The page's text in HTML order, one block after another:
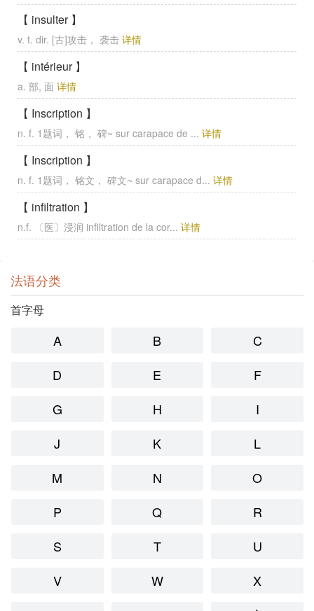
法语分类
首字母
A B
C
D
E
F
G
H
I
J
K
L
M
N
O
P
Q
R
S
T
U
V
W
X
【 insulter 】
v. t. dir. [古]攻击， 袭击 详情
【 intérieur 】
a. 部, 面 详情
【 Inscription 】
n. f. 1题词， 铭， 碑~ sur carapace de ... 详情
【 Inscription 】
n. f. 1题词， 铭文， 碑文~ sur carapace d... 详情
【 infiltration 】
n.f. 〔医〕浸润 infiltration de la cor... 详情